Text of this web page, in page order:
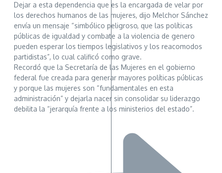
Dejar a esta dependencia que es la encargada de velar por
los derechos humanos de las mujeres, dijo Melchor Sánchez
envía un mensaje “simbólico peligroso, que las políticas
públicas de igualdad y combate a la violencia de genero
pueden esperar los tiempos legislativos y los reacomodos
partidistas”, lo cual calificó como grave.
Recordó que la Secretaría de las Mujeres en el gobierno
federal fue creada para generar mayores políticas públicas
y porque las mujeres son “fundamentales en esta
administración” y dejarla nacer sin consolidar su liderazgo
debilita la “jerarquía frente a los ministerios del estado”.